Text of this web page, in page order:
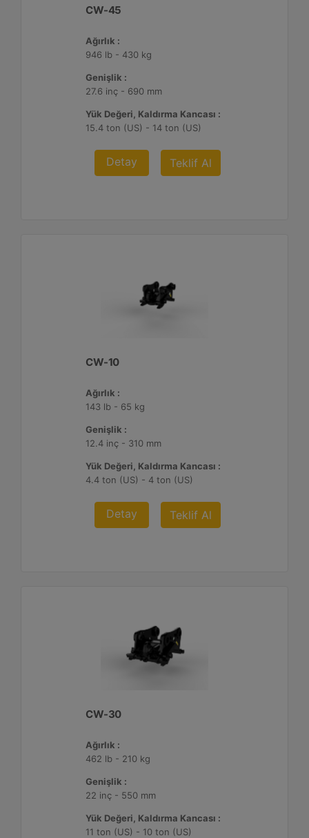
CW-45
Ağırlık :
946 lb - 430 kg
Genişlik :
27.6 inç - 690 mm
Yük Değeri, Kaldırma Kancası :
15.4 ton (US) - 14 ton (US)
Detay Teklif Al
CW-10
Ağırlık :
143 lb - 65 kg
Genişlik :
12.4 inç - 310 mm
Yük Değeri, Kaldırma Kancası :
4.4 ton (US) - 4 ton (US)
Detay Teklif Al
CW-30
Ağırlık :
462 lb - 210 kg
Genişlik :
22 inç - 550 mm
Yük Değeri, Kaldırma Kancası :
11 ton (US) - 10 ton (US)